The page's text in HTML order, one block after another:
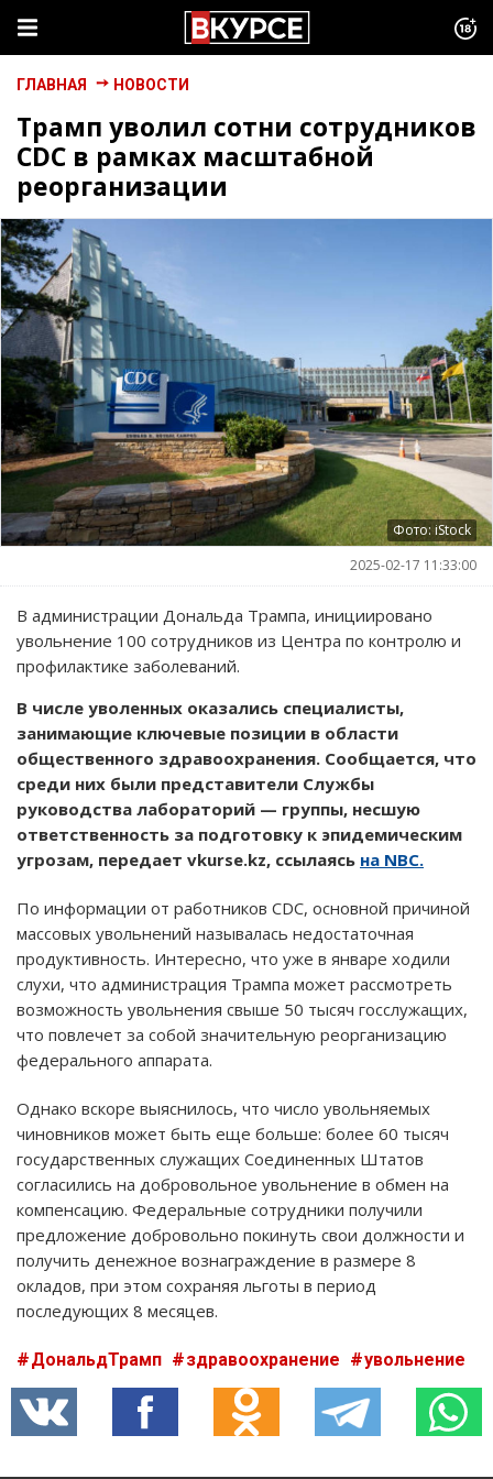
ГЛАВНАЯ НОВОСТИ
Трамп уволил сотни сотрудников
CDC в рамках масштабной
реорганизации
Фото: iStock
2025-02-17 11:33:00
В администрации Дональда Трампа, инициировано
увольнение 100 сотрудников из Центра по контролю и
профилактике заболеваний.
В числе уволенных оказались специалисты,
занимающие ключевые позиции в области
общественного здравоохранения. Сообщается, что
среди них были представители Службы
руководства лабораторий — группы, несшую
ответственность за подготовку к эпидемическим
угрозам, передает vkurse.kz, ссылаясь на NBC.
По информации от работников CDC, основной причиной
массовых увольнений называлась недостаточная
продуктивность. Интересно, что уже в январе ходили
слухи, что администрация Трампа может рассмотреть
возможность увольнения свыше 50 тысяч госслужащих,
что повлечет за собой значительную реорганизацию
федерального аппарата.
Однако вскоре выяснилось, что число увольняемых
чиновников может быть еще больше: более 60 тысяч
государственных служащих Соединенных Штатов
согласились на добровольное увольнение в обмен на
компенсацию. Федеральные сотрудники получили
предложение добровольно покинуть свои должности и
получить денежное вознаграждение в размере 8
окладов, при этом сохраняя льготы в период
последующих 8 месяцев.
ДональдТрамп здравоохранение увольнение